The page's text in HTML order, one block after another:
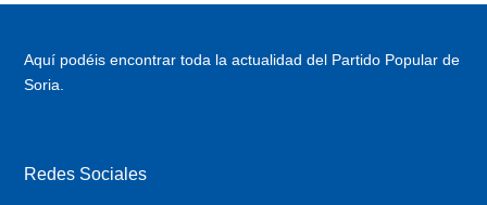
Aquí podéis encontrar toda la actualidad del Partido Popular de
Soria.
Redes Sociales